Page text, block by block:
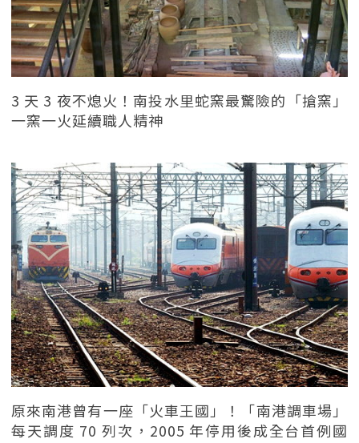
3 天 3 夜不熄火！南投水里蛇窯最驚險的「搶窯」
一窯一火延續職人精神
原來南港曾有一座「火車王國」！「南港調車場」
每天調度 70 列次，2005 年停用後成全台首例國